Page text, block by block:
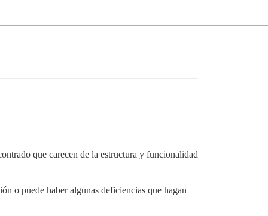
que carecen de la estructura y funcionalidad
o puede haber algunas deficiencias que hagan